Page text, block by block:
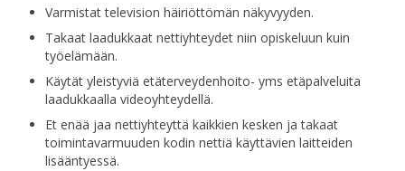
Varmistat television häiriöttömän näkyvyyden.
Takaat laadukkaat nettiyhteydet niin opiskeluun kuin
työelämään.
Käytät yleistyviä etäterveydenhoito- yms etäpalveluita
laadukkaalla videoyhteydellä.
Et enää jaa nettiyhteyttä kaikkien kesken ja takaat
toimintavarmuuden kodin nettiä käyttävien laitteiden
lisääntyessä.